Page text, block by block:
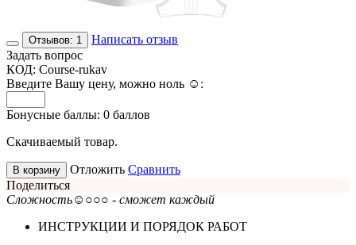
Отзывов: 1
Написать отзыв
Задать вопрос
КОД: Course-rukav
Введите Вашу цену, можно ноль ☺:
Бонусные баллы: 0 баллов
Скачиваемый товар.
В корзину Отложить Сравнить
Поделиться
Сложность☺○○○ - сможет каждый
ИНСТРУКЦИИ И ПОРЯДОК РАБОТ